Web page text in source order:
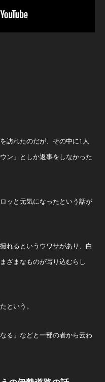
訪れたのだが、その中に1人
ン」としか返事をしなかった
ッと元気になったという話が
れるというウワサがあり、白
ざまなものが写り込むらし
という。
る」などと一部の者から云わ